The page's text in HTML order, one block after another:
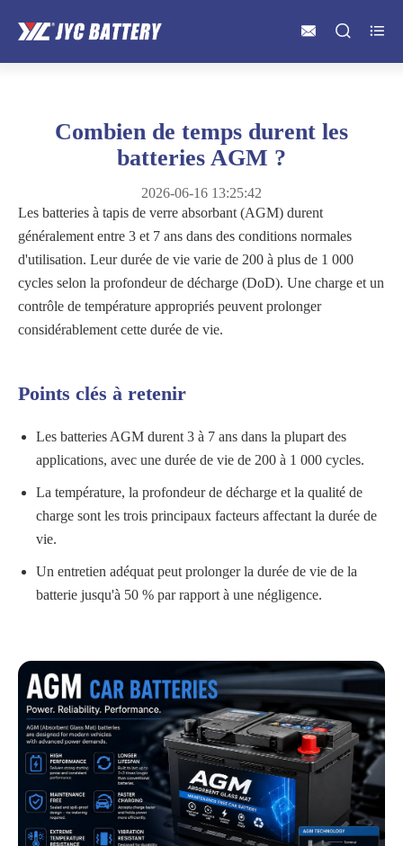
  
Combien de temps durent les
batteries AGM ?
2026-06-16 13:25:42
Les batteries à tapis de verre absorbant (AGM) durent
généralement entre 3 et 7 ans dans des conditions normales
d'utilisation. Leur durée de vie varie de 200 à plus de 1 000
cycles selon la profondeur de décharge (DoD). Une charge et un
contrôle de température appropriés peuvent prolonger
considérablement cette durée de vie.
Points clés à retenir
Les batteries AGM durent 3 à 7 ans dans la plupart des
applications, avec une durée de vie de 200 à 1 000 cycles.
La température, la profondeur de décharge et la qualité de
charge sont les trois principaux facteurs affectant la durée de
vie.
Un entretien adéquat peut prolonger la durée de vie de la
batterie jusqu'à 50 % par rapport à une négligence.